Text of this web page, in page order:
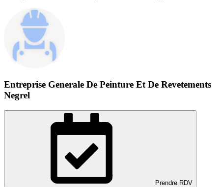
Entreprise Generale De Peinture Et De Revetements
Negrel
Prendre RDV